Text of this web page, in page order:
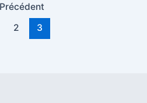
Précédent
2 3